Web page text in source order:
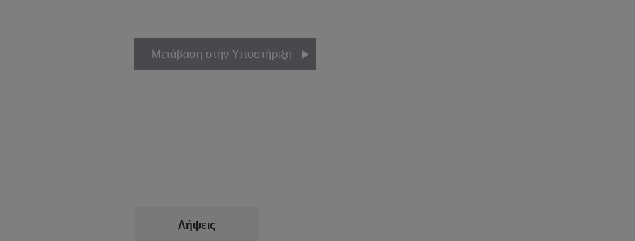
Μετάβαση στην Υποστήριξη
Λήψεις